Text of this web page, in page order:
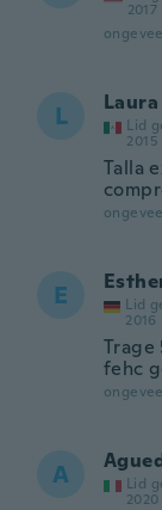
2017
L Laura
Lid
2015
Talla
E
Lid
2016
Trage
fehc
A
Lid
2020